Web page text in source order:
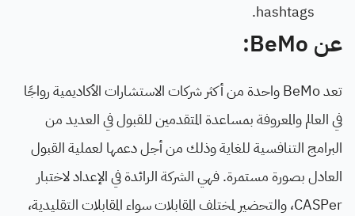
hashtags.
عن BeMo:
تعد BeMo واحدة من أكثر شركات الاستشارات الأكاديمية رواجًا
في العالم والمعروفة بمساعدة المتقدمين للقبول في العديد من
البرامج التنافسية للغاية وذلك من أجل دعمها لعملية القبول
العادل بصورة مستمرة. فهي الشركة الرائدة في الإعداد لاختبار
CASPer، والتحضير لمختلف المقابلات سواء المقابلات التقليدية،